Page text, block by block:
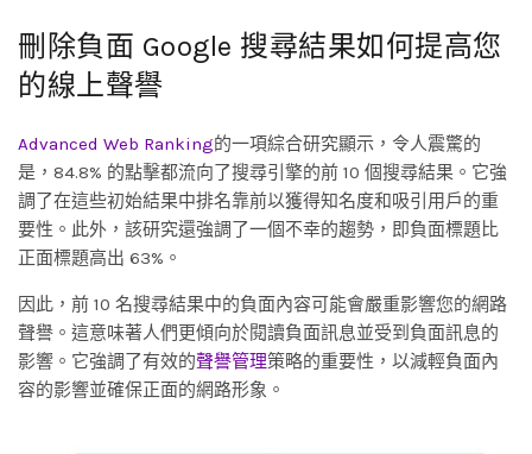
刪除負面 Google 搜尋結果如何提高您
的線上聲譽
Advanced Web Ranking的一項綜合研究顯示，令人震驚的
是，84.8% 的點擊都流向了搜尋引擎的前 10 個搜尋結果。它強
調了在這些初始結果中排名靠前以獲得知名度和吸引用戶的重
要性。此外，該研究還強調了一個不幸的趨勢，即負面標題比
正面標題高出 63%。
因此，前 10 名搜尋結果中的負面內容可能會嚴重影響您的網路
聲譽。這意味著人們更傾向於閱讀負面訊息並受到負面訊息的
影響。它強調了有效的聲譽管理策略的重要性，以減輕負面內
容的影響並確保正面的網路形象。